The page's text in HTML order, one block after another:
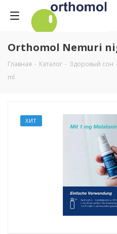
Orthomol Nemuri
Главная - Каталог - Здоровый сон -
ml
ХИТ